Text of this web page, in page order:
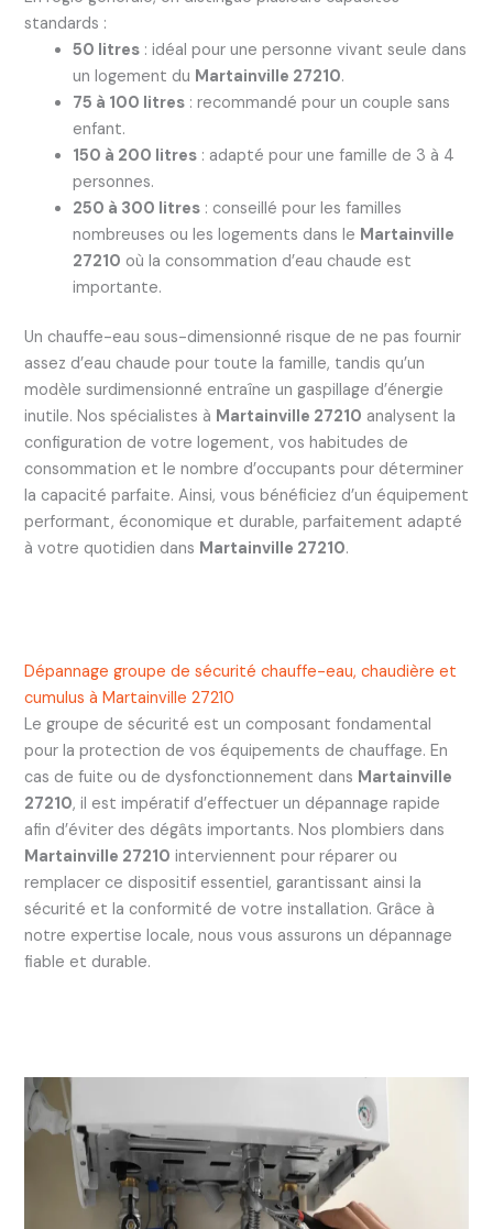
standards :
50 litres: idéal pour une personne vivant seule dans
un logement du Martainville 27210.
75 à 100 litres: recommandé pour un couple sans
enfant.
150 à 200 litres: adapté pour une famille de 3 à 4
personnes.
250 à 300 litres: conseillé pour les familles
nombreuses ou les logements dans le Martainville
27210 où la consommation d’eau chaude est
importante.
Un chauffe-eau sous-dimensionné risque de ne pas fournir
assez d’eau chaude pour toute la famille, tandis qu’un
modèle surdimensionné entraîne un gaspillage d’énergie
inutile. Nos spécialistes à Martainville 27210 analysent la
configuration de votre logement, vos habitudes de
consommation et le nombre d’occupants pour déterminer
la capacité parfaite. Ainsi, vous bénéficiez d’un équipement
performant, économique et durable, parfaitement adapté
à votre quotidien dans Martainville 27210.
Dépannage groupe de sécurité chauffe-eau, chaudière et
cumulus à Martainville 27210
Le groupe de sécurité est un composant fondamental
pour la protection de vos équipements de chauffage. En
cas de fuite ou de dysfonctionnement dans Martainville
27210, il est impératif d’effectuer un dépannage rapide
afin d’éviter des dégâts importants. Nos plombiers dans
Martainville 27210 interviennent pour réparer ou
remplacer ce dispositif essentiel, garantissant ainsi la
sécurité et la conformité de votre installation. Grâce à
notre expertise locale, nous vous assurons un dépannage
fiable et durable.